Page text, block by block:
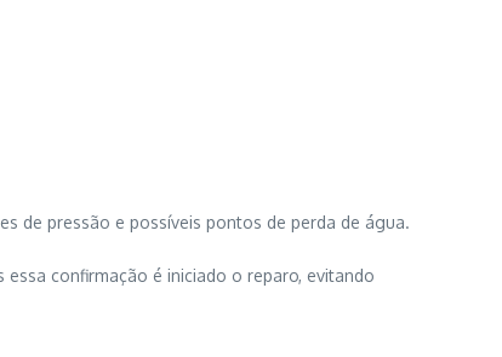
de pressão e possíveis pontos de perda de água.
confirmação é iniciado o reparo, evitando